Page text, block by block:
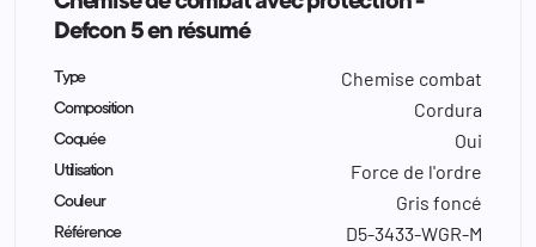
Defcon 5 en résumé
Type Chemise combat
Composition Cordura
Coquée Oui
Utilisation Force de l'ordre
Couleur Gris foncé
Référence D5-3433-WGR-M